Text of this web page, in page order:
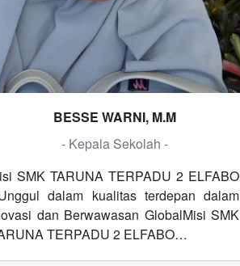
BESSE WARNI, M.M
- Kepala Sekolah -
SMK TARUNA TERPADU 2 ELFABO
dalam kualitas terdepan dalam
dan Berwawasan GlobalMisi SMK
TERPADU 2 ELFABO…